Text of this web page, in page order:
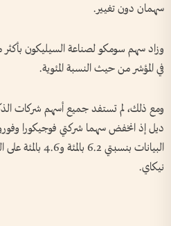
سهمان دون تغيير.
في المؤشر من حيث النسبة المئوية.
ومع ​ذلك، لم تستفد جميع أسهم شركات
ديل إذ انخفض سهما شركتي فوجيكورا
البيانات بنسبتي
‌نيكاي.